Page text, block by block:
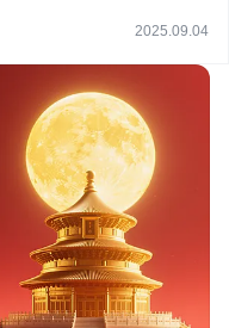
2025.09.04